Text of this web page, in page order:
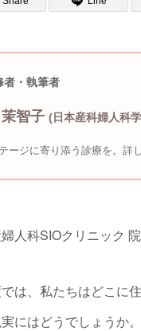
者・執筆者
智子 (日本産科婦人科
ージに寄り添う診療を。詳
人科SIOクリニック
は、私たちはどこに
にはどうでしょうか